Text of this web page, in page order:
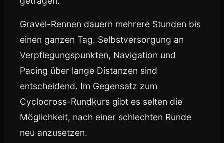
Gravel-Rennen dauern mehrere Stunden bis
einen ganzen Tag. Selbstversorgung an
Verpflegungspunkten, Navigation und
Pacing über lange Distanzen sind
entscheidend. Im Gegensatz zum
Cyclocross-Rundkurs gibt es selten die
Möglichkeit, nach einer schlechten Runde
neu anzusetzen.